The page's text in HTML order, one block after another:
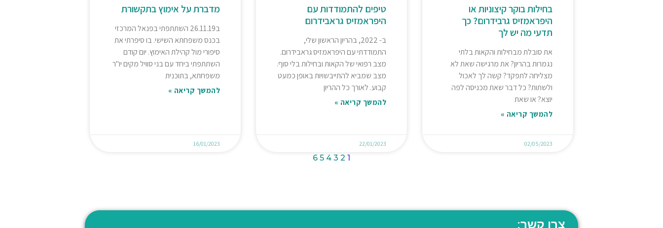
בחילות בוקר קיצוניות או
היפראמזיס גרבידרום? כך
תדעי מה יש לך
את סובלת מבחילות והקאות בלתי
נגמרות בהריון? את מרגישה שאת לא
מצליחה לתפקד? קשה לך לאכול
ולשתות? כל דבר שאת מכניסה לפה
יוצא? או שאת
להמשך קריאה »
02/05/2023
טיפים להתמודדות עם
היפראמזיס גראבידרום
ב- 2022, בהריון הראשון שלי,
התמודדתי עם היפראמזיס גראבידרום.
מצב רפואי של הקאות ובחילות בלי סוף.
מצב שמביא להתייבשויות באופן כמעט
קבוע. לאורך כל ההריון
להמשך קריאה »
22/01/2023
מדברת על אימוץ בתקשורת
ב26.11.19 השתתפתי בפנאל המרכזי
בכנס משפחתא השישי. בו סיפרתי את
סיפורי מול קהילת האימוץ. יום קודם
השתתפתי ביחד עם בני סוויל מקים יו"ר
משפחתא, בתוכנית
להמשך קריאה »
16/01/2023
1
2
3
4
5
6
צרו קשר: